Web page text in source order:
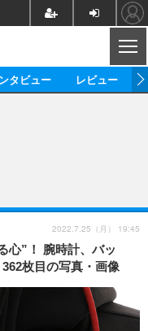
グッズ
ビジネス
アーティスト
実写
イベント
映画/ドラマ
タビュー レビュー
心”！ 腕時計、バッ
枚目の写真・画像
2022.7.25（月） 19:45